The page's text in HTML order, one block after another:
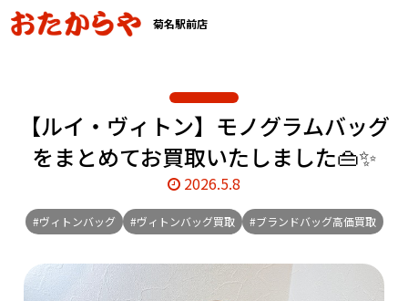
菊名駅前店
【ルイ・ヴィトン】モノグラムバッグ
をまとめてお買取いたしました👜✨
2026.5.8
#ヴィトンバッグ #ヴィトンバッグ買取 #ブランドバッグ高価買取